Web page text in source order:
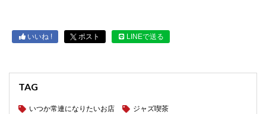
いいね ! ポスト LINEで送る
TAG
いつか常連になりたいお店
ジャズ喫茶